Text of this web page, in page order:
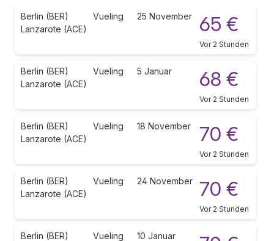
Berlin (BER)
Lanzarote (ACE)
Vueling 25 November 65 €
Vor 2 Stunden
Berlin (BER)
Lanzarote (ACE)
Vueling 5 Januar 68 €
Vor 2 Stunden
Berlin (BER)
Lanzarote (ACE)
Vueling 18 November 70 €
Vor 2 Stunden
Berlin (BER)
Lanzarote (ACE)
Vueling 24 November 70 €
Vor 2 Stunden
Berlin (BER)
Vueling 10 Januar